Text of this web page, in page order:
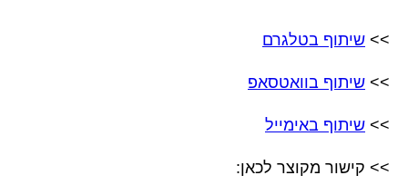
>> שיתוף בטלגרם
>> שיתוף בוואטסאפ
>> שיתוף באימייל
>> קישור מקוצר לכאן: